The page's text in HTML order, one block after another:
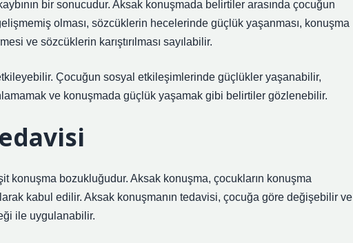
bir sonucudur. Aksak konuşmada belirtiler arasında çocuğun
olması, sözcüklerin hecelerinde güçlük yaşanması, konuşma
ve sözcüklerin karıştırılması sayılabilir.
Çocuğun sosyal etkileşimlerinde güçlükler yaşanabilir,
ve konuşmada güçlük yaşamak gibi belirtiler gözlenebilir.
konuşma bozukluğudur. Aksak konuşma, çocukların konuşma
kabul edilir. Aksak konuşmanın tedavisi, çocuğa göre değişebilir ve
ile uygulanabilir.